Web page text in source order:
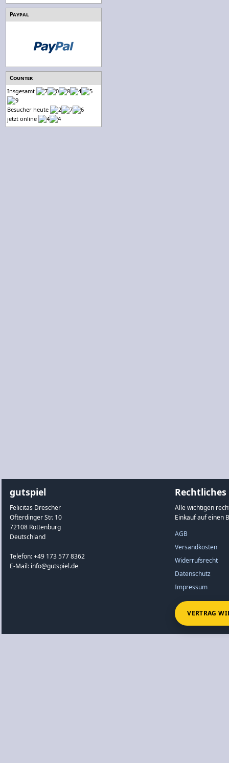
Paypal
Counter
Insgesamt
Besucher heute
jetzt online
gutspiel
Felicitas Drescher
Ofterdinger Str. 10
72108 Rottenburg
Deutschland
Telefon: +49 173 577 8362
E-Mail: info@gutspiel.de
Rechtliches
Alle wichtigen
Einkauf auf einen
AGB
Versandkosten
Widerrufsrecht
Datenschutz
Impressum
VERTRAG